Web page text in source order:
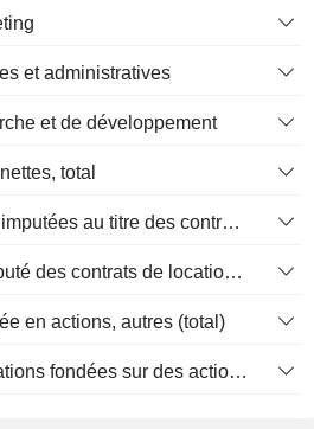
et administratives
et de développement
total
Charges d'intérêts imputées au titre des contrats de location
Amortissement imputé des contrats de location simple
en actions, autres (total)
Total des rémunérations fondées sur des actions